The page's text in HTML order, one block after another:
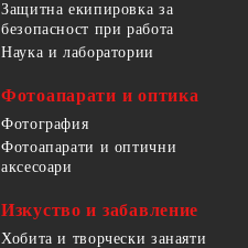
Защитна екипировка за
безопасност при работа
Наука и лаборатории
Фотоапарати и оптика
Фотография
Фотоапарати и оптични
аксесоари
Изкуство и забавление
Хобита и творчески занаяти